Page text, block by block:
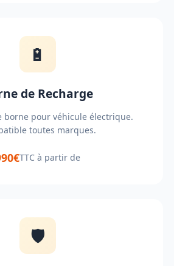
🔋
de Recharge
borne pour véhicule électrique.
toutes marques.
TTC à partir de
🛡️